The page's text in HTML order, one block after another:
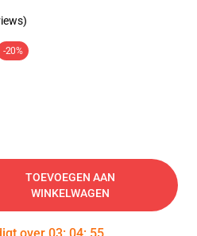
-20%
TOEVOEGEN AAN
WINKELWAGEN